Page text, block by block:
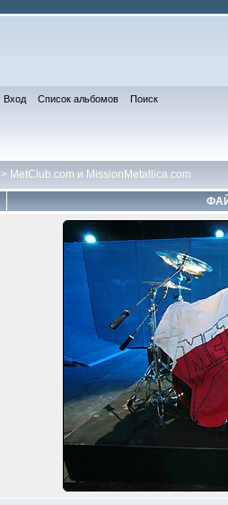
Вход Список альбомов Поиск
> MetClub.com и MissionMetallica.com